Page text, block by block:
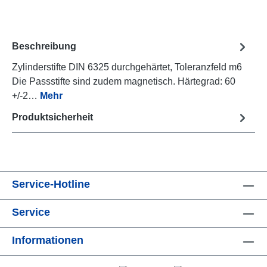
Beschreibung
Zylinderstifte DIN 6325 durchgehärtet, Toleranzfeld m6
Die Passstifte sind zudem magnetisch. Härtegrad: 60
+/-2… Mehr
Produktsicherheit
Service-Hotline
Service
Informationen